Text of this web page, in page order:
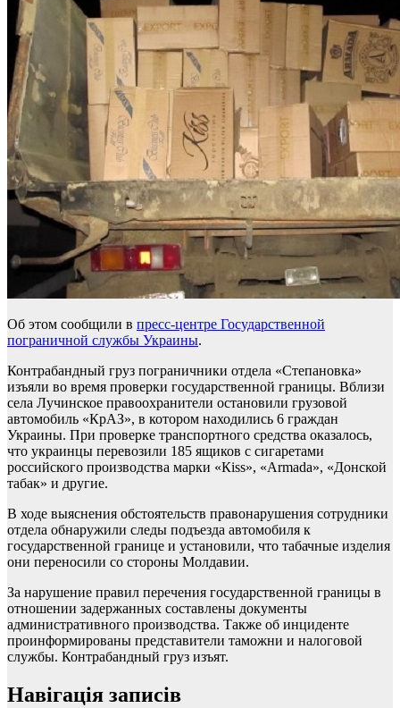
Об этом сообщили в пресс-центре Государственной
пограничной службы Украины.
Контрабандный груз пограничники отдела «Степановка»
изъяли во время проверки государственной границы. Вблизи
села Лучинское правоохранители остановили грузовой
автомобиль «КрАЗ», в котором находились 6 граждан
Украины. При проверке транспортного средства оказалось,
что украинцы перевозили 185 ящиков с сигаретами
российского производства марки «Кіss», «Armada», «Донской
табак» и другие.
В ходе выяснения обстоятельств правонарушения сотрудники
отдела обнаружили следы подъезда автомобиля к
государственной границе и установили, что табачные изделия
они переносили со стороны Молдавии.
За нарушение правил перечения государственной границы в
отношении задержанных составлены документы
административного производства. Также об инциденте
проинформированы представители таможни и налоговой
службы. Контрабандный груз изъят.
Навігація записів